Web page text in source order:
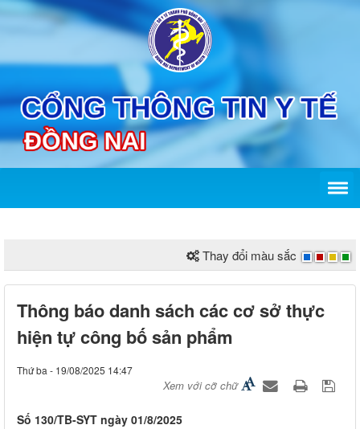
Thay đổi màu sắc
Thông báo danh sách các cơ sở thực
hiện tự công bố sản phẩm
Thứ ba - 19/08/2025 14:47
Xem với cỡ chữ
Số 130/TB-SYT ngày 01/8/2025